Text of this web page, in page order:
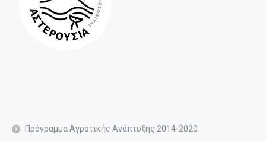
Πρόγραμμα Αγροτικής Ανάπτυξης 2014-2020